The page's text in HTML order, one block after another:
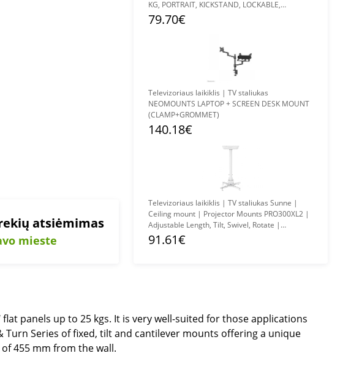
atsiėmimas
mieste
KG, PORTRAIT, KICKSTAND, LOCKABLE,
CONNECTABLE, VESA 500X800)
79.70€
Televizoriaus laikiklis | TV staliukas
NEOMOUNTS LAPTOP + SCREEN DESK MOUNT
(CLAMP+GROMMET)
140.18€
Televizoriaus laikiklis | TV staliukas Sunne |
Ceiling mount | Projector Mounts PRO300XL2 |
Adjustable Length, Tilt, Swivel, Rotate |
Maximum weight (capacity) 25 kg | White
91.61€
panels up to 25 kgs. It is very well-suited for those applications
Turn Series of fixed, tilt and cantilever mounts offering a unique
455 mm from the wall.